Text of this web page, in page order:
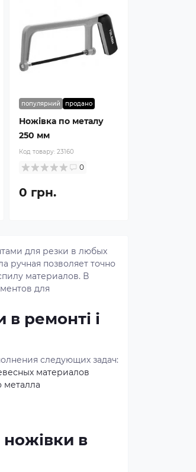
популярний продано
Ножівка по металу
250 мм
Код товару:23160
0
0 грн.
для резки в любых
ручная позволяет точно
материалов. В
для
ремонті і
следующих задач:
материалов
металла
в